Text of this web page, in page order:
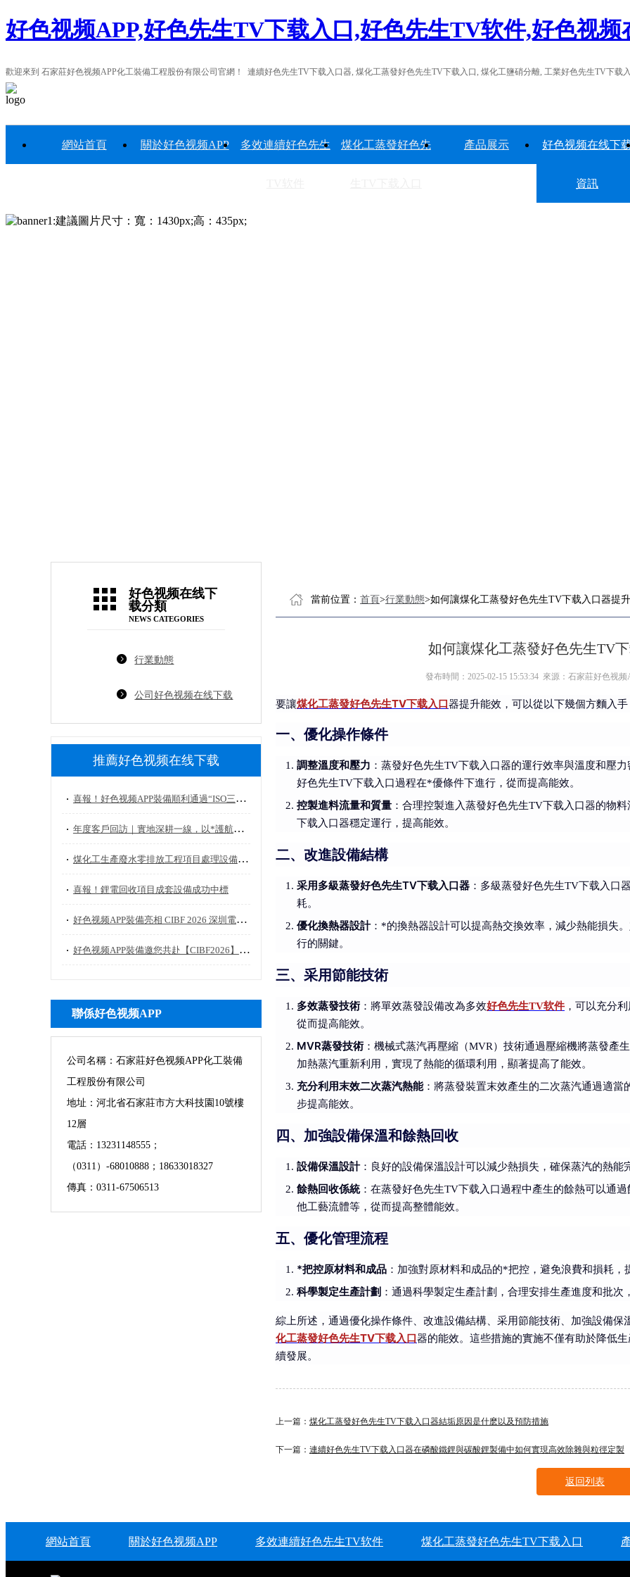
好色视频APP,好色先生TV下载入口,好色先生TV软件,好色视频
歡迎來到 石家莊好色视频APP化工裝備工程股份有限公司官網！ 連續好色先生TV下载入口器, 煤化工蒸發好色先生TV下载入口, 煤化工鹽硝分離, 工業好色先生TV下载
網站首頁 關於好色视频APP 多效連續好色先生 煤化工蒸發好色先 產品展示 好色视频在线下
資訊
好色视频在线下
载分類
NEWS CATEGORIES
行業動態
公司好色视频在线下载
推薦好色视频在线下载
喜報！好色视频APP裝備順利通過“ISO三體係”監督審核認證
年度客戶回訪｜實地深耕一線，以*護航安全生產
煤化工生產廢水零排放工程項目處理設備順利發車，助力工業汙水*綜合利用
喜報！鋰電回收項目成套設備成功中標
好色视频APP裝備亮相 CIBF 2026 深圳電池展，以核心裝備技術賦能鋰電綠色循環
好色视频APP裝備邀您共赴【CIBF2026】第十八屆深圳國際電池技術交流會/展覽會
聯係好色视频APP
公司名稱：石家莊好色视频APP化工裝備
工程股份有限公司
地址：河北省石家莊市方大科技園10號樓
12層
電話：13231148555；
（0311）-68010888；18633018327
傳真：0311-67506513
當前位置： 首頁>行業動態>如何讓煤化工蒸發好色先生TV下载入口器提
如何讓煤化工蒸發好色先生TV
發布時間：2025-02-15 15:53:34 來源：石家莊好色视
要讓煤化工蒸發好色先生TV下载入口器提升能效，可以從以下幾個方麵入手
一、優化操作條件
調整溫度和壓力 ：蒸發好色先生TV下载入口器的運行效率與溫度和壓
好色先生TV下载入口過程在*優條件下進行，從而提高能效。
控製進料流量和質量 ：合理控製進入蒸發好色先生TV下载入口器的物
下载入口器穩定運行，提高能效。
二、改進設備結構
采用多級蒸發好色先生TV下载入口器 ：多級蒸發好色先生TV下载入口
耗。
優化換熱器設計：*的換熱器設計可以提高熱交換效率，減少熱能損失
行的關鍵。
三、采用節能技術
多效蒸發技術：將單效蒸發設備改為多效好色先生TV软件，可以充分
從而提高能效。
MVR蒸發技術：機械式蒸汽再壓縮（MVR）技術通過壓縮機將蒸發產
加熱蒸汽重新利用，實現了熱能的循環利用，顯著提高了能效。
充分利用末效二次蒸汽熱能：將蒸發裝置末效產生的二次蒸汽通過適當
步提高能效。
四、加強設備保溫和餘熱回收
設備保溫設計：良好的設備保溫設計可以減少熱損失，確保蒸汽的熱能
餘熱回收係統：在蒸發好色先生TV下载入口過程中產生的餘熱可以通
他工藝流體等，從而提高整體能效。
五、優化管理流程
*把控原材料和成品 ：加強對原材料和成品的*把控，避免浪費和損耗，
科學製定生產計劃 ：通過科學製定生產計劃，合理安排生產進度和批
綜上所述，通過優化操作條件、改進設備結構、采用節能技術、加強設備
化工蒸發好色先生TV下载入口器的能效。這些措施的實施不僅有助於降低
續發展。
上一篇： 煤化工蒸發好色先生TV下载入口器結垢原因是什麽以及預防措施
下一篇： 連續好色先生TV下载入口器在磷酸鐵鋰與碳酸鋰製備中如何實現高效除雜與粒徑定製
返回列表
網站首頁 關於好色视频APP 多效連續好色先生TV软件 煤化工蒸發好色先生TV下载入口